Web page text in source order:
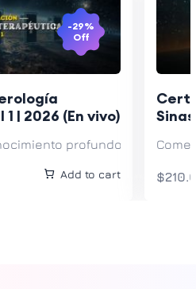
-29%
Off
| 2026 (En vivo)
profundo, donde
Add to cart